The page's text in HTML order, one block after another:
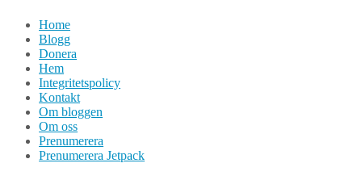
Hoppa
innehåll
Home
Blogg
Donera
Hem
Integritetspolicy
Kontakt
Om bloggen
Om oss
Prenumerera
Prenumerera Jetpack